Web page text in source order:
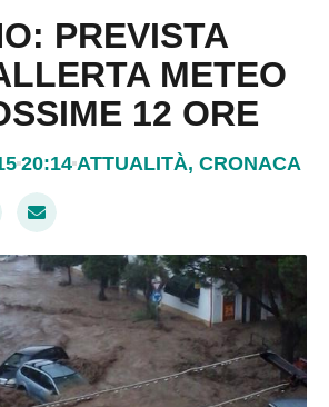
PREVISTA
METEO
12 ORE
20:14 ATTUALITÀ, CRONACA